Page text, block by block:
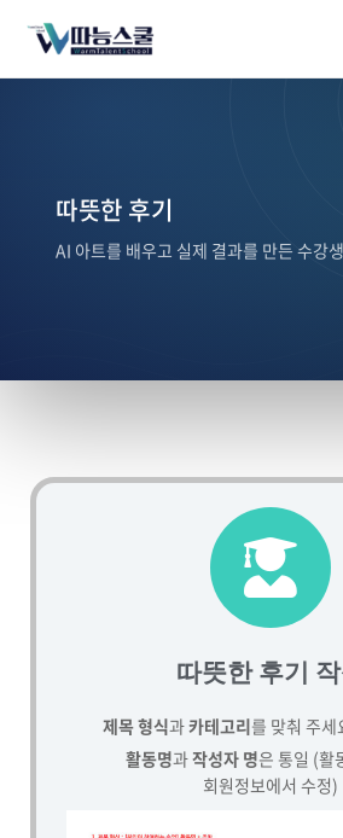
따뜻한 후기
AI 아트를 배우고 실제 결과를 만든 수강
따뜻한 후기
제목 형식과카테고리를 맞춰 주
활동명과작성자 명은 통일 (활
회원정보에서 수정)